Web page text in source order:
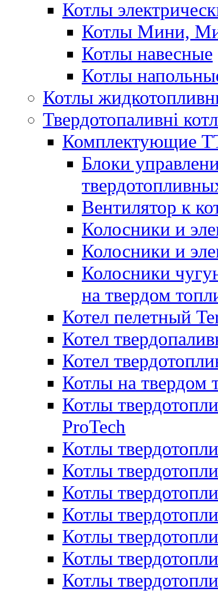
Котлы
Котлы Мини,
Котлы навесные
Котлы
Котлы
Твердотопаливні
Комплектующие
Блоки
Вентилятор к
Колосники и
Колосники и
Колосники
на твердом
Котел пелетный
Котел
Котел
Котлы на твердом
Котлы
ProTech
Котлы
Котлы
Котлы
Котлы
Котлы
Котлы
Котлы